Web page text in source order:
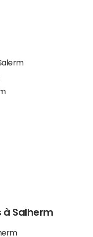
à Salherm